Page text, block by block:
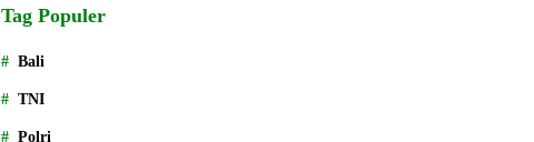
Tag Populer
Bali
TNI
Polri